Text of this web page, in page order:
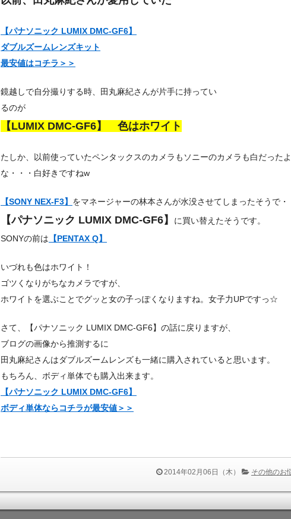
【パナソニック LUMIX DMC-GF6】
ダブルズームレンズキット
最安値はコチラ＞＞
鏡越しで自分撮りする時、田丸麻紀さんが片手に持ってい
るのが
【LUMIX DMC-GF6】 色はホワイト
たしか、以前使っていたペンタックスのカメラもソニーのカメラも白だった
な・・・白好きですねw
【SONY NEX-F3】 をマネージャーの林本さんが水没させてしまったそうで・
【パナソニック LUMIX DMC-GF6】
に買い替えたそうです。
SONYの前は 【PENTAX Q】
いづれも色はホワイト！
ゴツくなりがちなカメラですが、
ホワイトを選ぶことでグッと女の子っぽくなりますね。女子力UPですっ☆
さて、【パナソニック LUMIX DMC-GF6】の話に戻りますが、
ブログの画像から推測するに
田丸麻紀さんはダブルズームレンズも一緒に購入されていると思います。
もちろん、ボディ単体でも購入出来ます。
【パナソニック LUMIX DMC-GF6】
ボディ単体ならコチラが最安値＞＞
2014年02月06日（木） その他のお